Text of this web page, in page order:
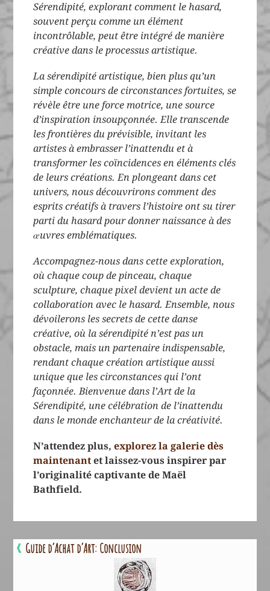
Sérendipité, explorant comment le hasard,
souvent perçu comme un élément
incontrôlable, peut être intégré de manière
créative dans le processus artistique.
La sérendipité artistique, bien plus qu’un
simple concours de circonstances fortuites, se
révèle être une force motrice, une source
d’inspiration insoupçonnée. Elle transcende
les frontières du prévisible, invitant les
artistes à embrasser l’inattendu et à
transformer les coïncidences en éléments clés
de leurs créations. En plongeant dans cet
univers, nous découvrirons comment des
esprits créatifs à travers l’histoire ont su tirer
parti du hasard pour donner naissance à des
œuvres emblématiques.
Accompagnez-nous dans cette exploration,
où chaque coup de pinceau, chaque
sculpture, chaque pixel devient un acte de
collaboration avec le hasard. Ensemble, nous
dévoilerons les secrets de cette danse
créative, où la sérendipité n’est pas un
obstacle, mais un partenaire indispensable,
rendant chaque création artistique aussi
unique que les circonstances qui l’ont
façonnée. Bienvenue dans l’Art de la
Sérendipité, une célébration de l’inattendu
dans le monde enchanteur de la créativité.
N’attendez plus, explorez la galerie dès
maintenantet laissez-vous inspirer par
l’originalité captivante de Maël
Bathfield.
« Guide d’Achat d’Art: Conclusion